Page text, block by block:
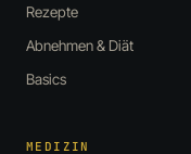
Rezepte
Abnehmen & Diät
Basics
MEDIZIN